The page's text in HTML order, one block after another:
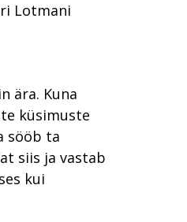
Lotmani
ära. Kuna
küsimuste
sööb ta
siis ja vastab
kui